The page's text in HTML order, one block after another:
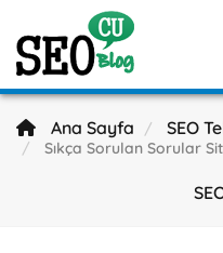
Ana Sayfa SEO
Sıkça Sorulan Sorular